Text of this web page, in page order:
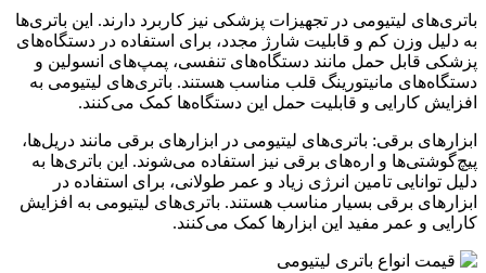
باتری‌های لیتیومی در تجهیزات پزشکی نیز کاربرد دارند. این باتری‌ها
به دلیل وزن کم و قابلیت شارژ مجدد، برای استفاده در دستگاه‌های
پزشکی قابل حمل مانند دستگاه‌های تنفسی، پمپ‌های انسولین و
دستگاه‌های مانیتورینگ قلب مناسب هستند. باتری‌های لیتیومی به
افزایش کارایی و قابلیت حمل این دستگاه‌ها کمک می‌کنند.
ابزارهای برقی: باتری‌های لیتیومی در ابزارهای برقی مانند دریل‌ها،
پیچ‌گوشتی‌ها و اره‌های برقی نیز استفاده می‌شوند. این باتری‌ها به
دلیل توانایی تامین انرژی زیاد و عمر طولانی، برای استفاده در
ابزارهای برقی بسیار مناسب هستند. باتری‌های لیتیومی به افزایش
کارایی و عمر مفید این ابزارها کمک می‌کنند.